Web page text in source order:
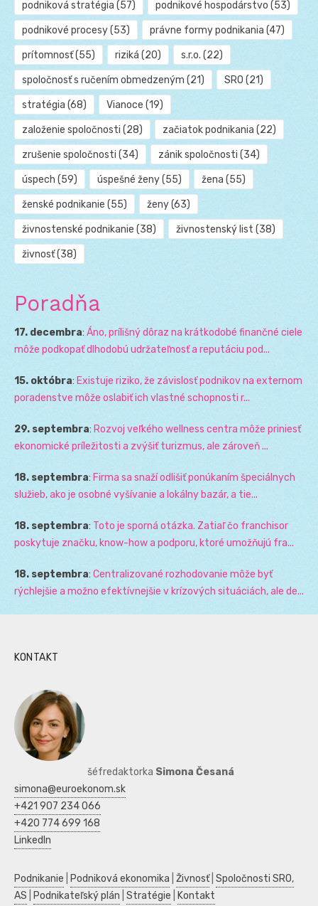
podniková stratégia (57) podnikové hospodárstvo (53)
podnikové procesy(53) právne formy podnikania (47)
prítomnosť(55) riziká (20) s.r.o. (22)
spoločnosť s ručením obmedzeným (21) SRO (21)
stratégia (68) Vianoce (19)
založenie spoločnosti (28) začiatok podnikania (22)
zrušenie spoločnosti (34) zánik spoločnosti (34)
úspech (59) úspešné ženy(55) žena (55)
ženské podnikanie (55) ženy(63)
živnostenské podnikanie (38) živnostenský list (38)
živnosť(38)
Poradňa
17. decembra: Áno, prílišný dôraz na krátkodobé finančné ciele
môže podkopať dlhodobú udržateľnosť a reputáciu pod...
15. októbra: Existuje riziko, že závislosť podnikov na externom
poradenstve môže oslabiť ich vlastné schopnosti r...
29. septembra: Rozvoj veľkého wellness centra môže priniesť
ekonomické príležitosti a zvýšiť turizmus, ale zároveň ...
18. septembra: Firma sa snaží odlišiť ponúkaním špeciálnych
služieb, ako je osobné vyšívanie a lokálny bazár, a tie...
18. septembra: Toto je sporná otázka. Zatiaľ čo franchisor
poskytuje značku, know-how a podporu, ktoré umožňujú fra...
18. septembra: Centralizované rozhodovanie môže byť
rýchlejšie a možno efektívnejšie v krízových situáciách, ale de...
KONTAKT
šéfredaktorka Simona Česaná
simona@euroekonom.sk
+421 907 234 066
+420 774 699 168
LinkedIn
Podnikanie Podniková ekonomika Živnosť| Spoločnosti SRO,
AS
Podnikateľský plán Stratégie Kontakt